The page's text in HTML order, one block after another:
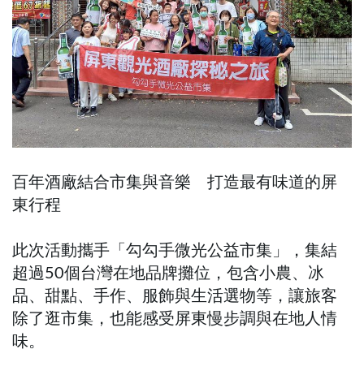
百年酒廠結合市集與音樂 打造最有味道的屏
東行程
此次活動攜手「勾勾手微光公益市集」，集結
超過50個台灣在地品牌攤位，包含小農、冰
品、甜點、手作、服飾與生活選物等，讓旅客
除了逛市集，也能感受屏東慢步調與在地人情
味。